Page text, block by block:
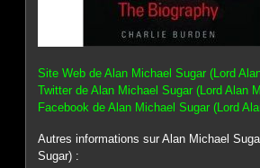
Site Web de Alan Michael Sugar (Lord
Twitter de Alan Michael Sugar (Lord Alan
Facebook de Alan Michael Sugar (Lord
Autres informations sur Alan Michael
Sugar) :